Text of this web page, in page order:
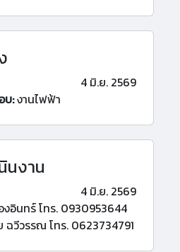
4 มิ.ย. 2569
บ:งานไฟฟ้า
นงาน
4 มิ.ย. 2569
งอินทร์ โทร. 0930953644
ฉวีวรรณ โทร. 0623734791